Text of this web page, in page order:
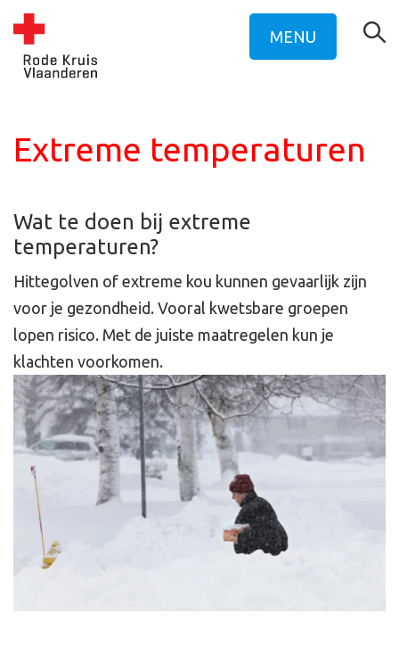
MENU
Extreme temperaturen
Wat te doen bij extreme
temperaturen?
Hittegolven of extreme kou kunnen gevaarlijk zijn
voor je gezondheid. Vooral kwetsbare groepen
lopen risico. Met de juiste maatregelen kun je
klachten voorkomen.